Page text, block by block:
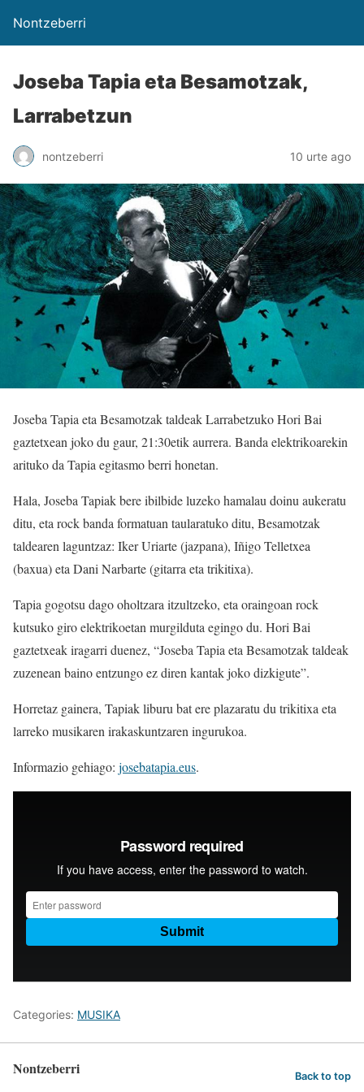
Nontzeberri
Joseba Tapia eta Besamotzak,
Larrabetzun
nontzeberri 10 urte ago
Joseba Tapia eta Besamotzak taldeak Larrabetzuko Hori Bai
gaztetxean joko du gaur, 21:30etik aurrera. Banda elektrikoarekin
arituko da Tapia egitasmo berri honetan.
Hala, Joseba Tapiak bere ibilbide luzeko hamalau doinu aukeratu
ditu, eta rock banda formatuan taularatuko ditu, Besamotzak
taldearen laguntzaz: Iker Uriarte (jazpana), Iñigo Telletxea
(baxua) eta Dani Narbarte (gitarra eta trikitixa).
Tapia gogotsu dago oholtzara itzultzeko, eta oraingoan rock
kutsuko giro elektrikoetan murgilduta egingo du. Hori Bai
gaztetxeak iragarri duenez, “Joseba Tapia eta Besamotzak taldeak
zuzenean baino entzungo ez diren kantak joko dizkigute”.
Horretaz gainera, Tapiak liburu bat ere plazaratu du trikitixa eta
larreko musikaren irakaskuntzaren ingurukoa.
Informazio gehiago: josebatapia.eus.
Categories: MUSIKA
Nontzeberri Back to top